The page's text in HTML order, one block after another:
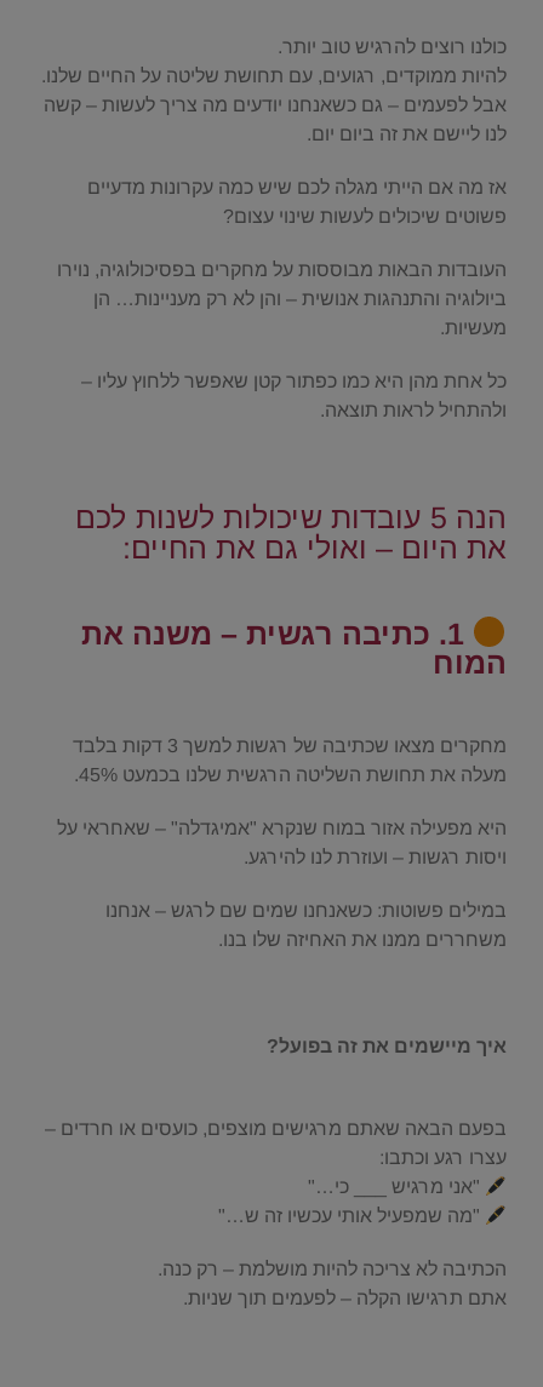
כולנו רוצים להרגיש טוב יותר.
להיות ממוקדים, רגועים, עם תחושת שליטה על החיים שלנו.
אבל לפעמים – גם כשאנחנו יודעים מה צריך לעשות – קשה
לנו ליישם את זה ביום יום.
אז מה אם הייתי מגלה לכם שיש כמה עקרונות מדעיים
פשוטים שיכולים לעשות שינוי עצום?
העובדות הבאות מבוססות על מחקרים בפסיכולוגיה, נוירו
ביולוגיה והתנהגות אנושית – והן לא רק מעניינות… הן
מעשיות.
כל אחת מהן היא כמו כפתור קטן שאפשר ללחוץ עליו –
ולהתחיל לראות תוצאה.
הנה 5 עובדות שיכולות לשנות לכם
את היום – ואולי גם את החיים:
1. כתיבה רגשית – משנה את
המוח
מחקרים מצאו שכתיבה של רגשות למשך 3 דקות בלבד
מעלה את תחושת השליטה הרגשית שלנו בכמעט 45%.
היא מפעילה אזור במוח שנקרא "אמיגדלה" – שאחראי על
ויסות רגשות – ועוזרת לנו להירגע.
במילים פשוטות: כשאנחנו שמים שם לרגש – אנחנו
משחררים ממנו את האחיזה שלו בנו.
איך מיישמים את זה בפועל?
בפעם הבאה שאתם מרגישים מוצפים, כועסים או חרדים –
עצרו רגע וכתבו:
"אני מרגיש ___ כי…"
"מה שמפעיל אותי עכשיו זה ש…"
הכתיבה לא צריכה להיות מושלמת – רק כנה.
אתם תרגישו הקלה – לפעמים תוך שניות.